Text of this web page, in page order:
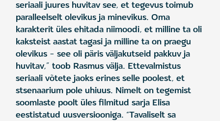
seriaali juures huvitav see, et tegevus toimub
paralleelselt olevikus ja minevikus. Oma
karakterit üles ehitada niimoodi, et milline ta oli
kaksteist aastat tagasi ja milline ta on praegu
olevikus – see oli päris väljakutseid pakkuv ja
huvitav,” toob Rasmus välja. Ettevalmistus
seriaali võtete jaoks erines selle poolest, et
stsenaarium pole uhiuus. Nimelt on tegemist
soomlaste poolt üles filmitud sarja Elisa
eestistatud uusversiooniga. “Tavaliselt sa